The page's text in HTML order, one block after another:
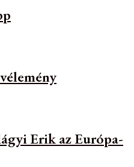
Erik az Európa-